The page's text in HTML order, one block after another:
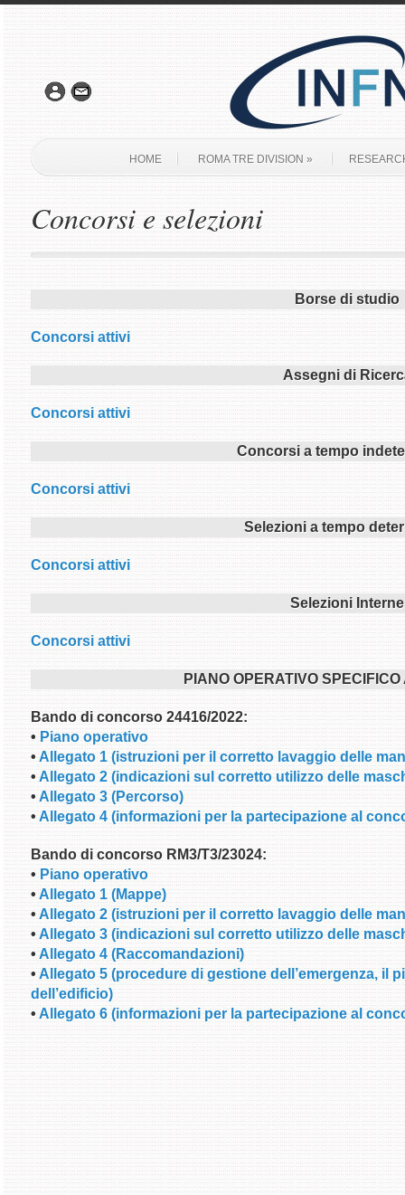
HOME ROMA TRE DIVISION »
Concorsi e selezioni
Borse di studio
Concorsi attivi
Assegni di
Concorsi attivi
Concorsi a tempo
Concorsi attivi
Selezioni a tempo
Concorsi attivi
Selezioni Interne
Concorsi attivi
PIANO OPERATIVO
Bando di concorso 24416/2022:
• Piano operativo
• Allegato 1 (istruzioni per il corretto lavaggio delle
• Allegato 2 (indicazioni sul corretto utilizzo delle
• Allegato 3 (Percorso)
• Allegato 4 (informazioni per la partecipazione al
Bando di concorso RM3/T3/23024:
• Piano operativo
• Allegato 1 (Mappe)
• Allegato 2 (istruzioni per il corretto lavaggio delle
• Allegato 3 (indicazioni sul corretto utilizzo delle
• Allegato 4 (Raccomandazioni)
• Allegato 5 (procedure di gestione dell’emergenza, il
dell’edificio)
• Allegato 6 (informazioni per la partecipazione al